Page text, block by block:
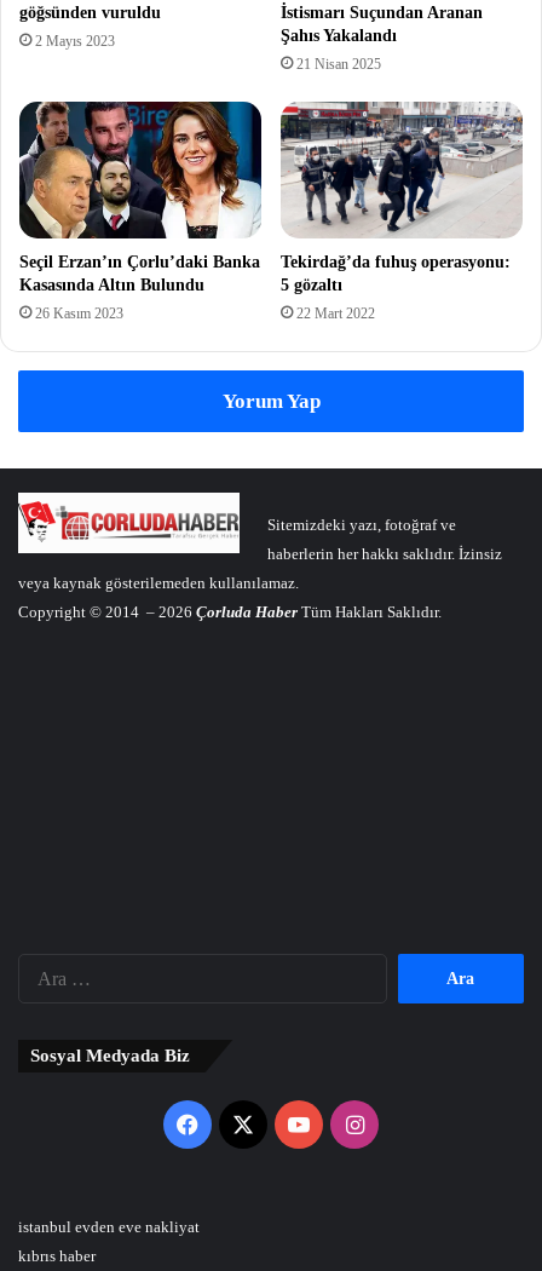
göğsünden vuruldu
2 Mayıs 2023
İstismarı Suçundan Aranan
Şahıs Yakalandı
21 Nisan 2025
Seçil Erzan’ın Çorlu’daki Banka
Kasasında Altın Bulundu
26 Kasım 2023
Tekirdağ’da fuhuş operasyonu:
5 gözaltı
22 Mart 2022
Yorum Yap
Sitemizdeki yazı, fotoğraf ve
haberlerin her hakkı saklıdır. İzinsiz
veya kaynak gösterilemeden kullanılamaz.
Copyright © 2014 – 2026 Çorluda Haber Tüm Hakları Saklıdır.
Sosyal Medyada Biz
Facebook
X YouTubeInstagram
istanbul evden eve nakliyat
kıbrıs haber